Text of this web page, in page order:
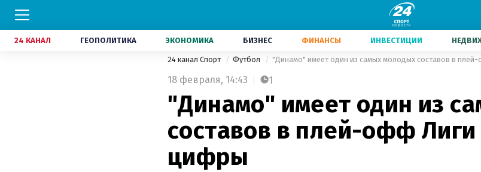
24 КАНАЛ ГЕОПОЛИТИКА ЭКОНОМИКА БИЗНЕС ФИНАНСЫ ИНВЕСТИЦИИ
24 канал Спорт Футбол "Динамо" имеет один из самых молодых составов в
18 февраля, 14:43 1
"Динамо" имеет один из
составов в плей-офф
цифры